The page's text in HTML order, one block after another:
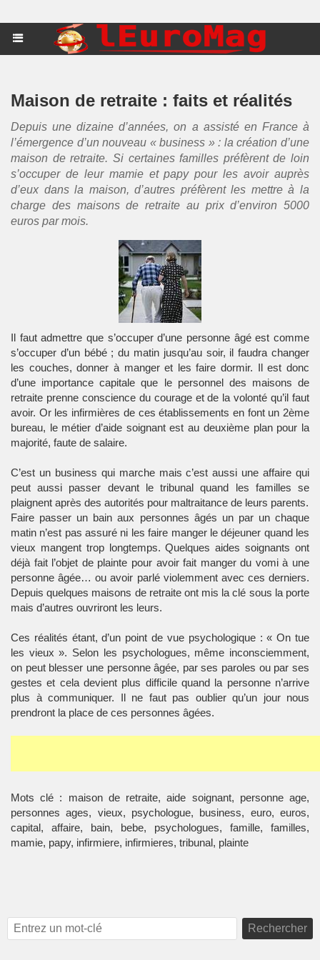
Maison de retraite : faits et réalités
Depuis une dizaine d’années, on a assisté en France à
l’émergence d’un nouveau « business » : la création d’une
maison de retraite. Si certaines familles préfèrent de loin
s’occuper de leur mamie et papy pour les avoir auprès
d’eux dans la maison, d’autres préfèrent les mettre à la
charge des maisons de retraite au prix d’environ 5000
euros par mois.
Il faut admettre que s’occuper d’une personne âgé est comme
s’occuper d’un bébé ; du matin jusqu’au soir, il faudra changer
les couches, donner à manger et les faire dormir. Il est donc
d’une importance capitale que le personnel des maisons de
retraite prenne conscience du courage et de la volonté qu’il faut
avoir. Or les infirmières de ces établissements en font un 2ème
bureau, le métier d’aide soignant est au deuxième plan pour la
majorité, faute de salaire.
C’est un business qui marche mais c’est aussi une affaire qui
peut aussi passer devant le tribunal quand les familles se
plaignent après des autorités pour maltraitance de leurs parents.
Faire passer un bain aux personnes âgés un par un chaque
matin n’est pas assuré ni les faire manger le déjeuner quand les
vieux mangent trop longtemps. Quelques aides soignants ont
déjà fait l’objet de plainte pour avoir fait manger du vomi à une
personne âgée… ou avoir parlé violemment avec ces derniers.
Depuis quelques maisons de retraite ont mis la clé sous la porte
mais d’autres ouvriront les leurs.
Ces réalités étant, d’un point de vue psychologique : « On tue
les vieux ». Selon les psychologues, même inconsciemment,
on peut blesser une personne âgée, par ses paroles ou par ses
gestes et cela devient plus difficile quand la personne n’arrive
plus à communiquer. Il ne faut pas oublier qu’un jour nous
prendront la place de ces personnes âgées.
Mots clé : maison de retraite, aide soignant, personne age,
personnes ages, vieux, psychologue, business, euro, euros,
capital, affaire, bain, bebe, psychologues, famille, familles,
mamie, papy, infirmiere, infirmieres, tribunal, plainte
Rechercher